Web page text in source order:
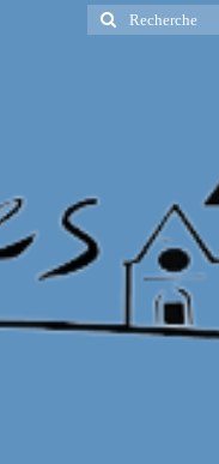
Rechercher
: